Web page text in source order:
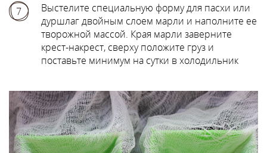
7
Выстелите специальную форму для пасхи или
дуршлаг двойным слоем марли и наполните ее
творожной массой. Края марли заверните
крест-накрест, сверху положите груз и
поставьте минимум на сутки в холодильник